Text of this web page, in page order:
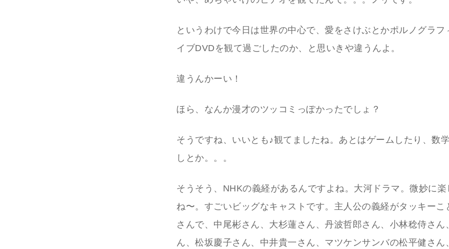
というわけで今日は世界の中心で、愛をさけぶとかポルノグラフ
イブDVDを観て過ごしたのか、と思いきや違うんよ。
違うんかーい！
ほら、なんか漫才のツッコミっぽかったでしょ？
そうですね、いいとも♪観てましたね。あとはゲームしたり、数
しとか。。。
そうそう、NHKの義経があるんですよね。大河ドラマ。微妙に楽
ね〜。すごいビッグなキャストです。主人公の義経がタッキーこ
さんで、中尾彬さん、大杉蓮さん、丹波哲郎さん、小林稔侍さん
ん、松坂慶子さん、中井貴一さん、マツケンサンバの松平健さん